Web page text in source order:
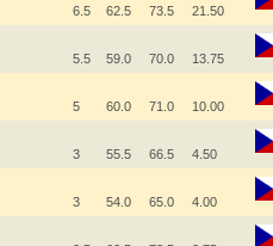
6.5 62.5 73.5 21.50
5.5 59.0 70.0 13.75
5 60.0 71.0 10.00
3 55.5 66.5 4.50
3 54.0 65.0 4.00